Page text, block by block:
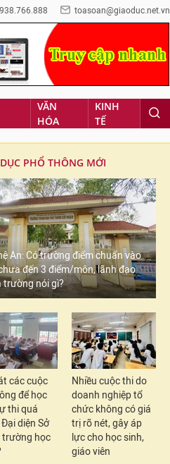
toasoan@giaoduc.net.vn
VĂN
HÓA
KINH
TẾ
PHỔ THÔNG MỚI
An: Có trường điểm chuẩn vào
đến 3 điểm/môn, lãnh đạo
trường nói gì?
các cuộc
để học
thi quá
diện Sở
trường học
Nhiều cuộc thi do
doanh nghiệp tổ
chức không có giá
trị rõ nét, gây áp
lực cho học sinh,
giáo viên